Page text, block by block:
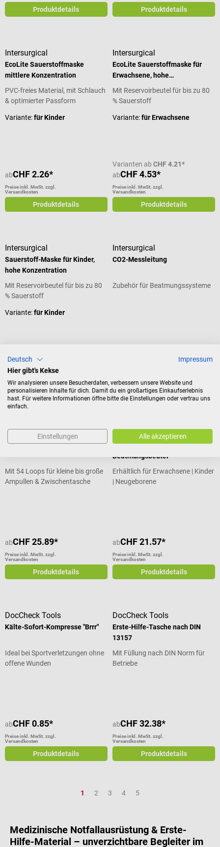
Produktdetails Produktdetails
Intersurgical
EcoLite Sauerstoffmaske
mittlere Konzentration
PVC-freies Material, mit Schlauch
& optimierter Passform
Variante:für Kinder
abCHF 2.26*
Preise inkl. MwSt. zzgl.
Versandkosten
Produktdetails
Intersurgical
EcoLite Sauerstoffmaske für
Erwachsene, hohe
Konzentration
Mit Reservoirbeutel für bis zu 80
% Sauerstoff
Variante:für Erwachsene
Varianten ab CHF 4.21*
abCHF 4.53*
Preise inkl. MwSt. zzgl.
Versandkosten
Produktdetails
Intersurgical
Sauerstoff-Maske für Kinder,
hohe Konzentration
Mit Reservoirbeutel für bis zu 80
% Sauerstoff
Variante:für Kinder
abCHF 4.21*
Preise inkl. MwSt. zzgl.
Produktdetails
Intersurgical
CO2-Messleitung
Zubehör für Beatmungssysteme
Produktdetails
DocCheck Tools
Ampullarium "A-Pack"
Mit 54 Loops für kleine bis große
Ampullen & Zwischentasche
abCHF 25.89*
Preise inkl. MwSt. zzgl.
Versandkosten
Produktdetails
Ambu
Spur II Einweg-
Beatmungsbeutel
Erhältlich für Erwachsene | Kinder
| Neugeborene
abCHF 21.57*
Preise inkl. MwSt. zzgl.
Versandkosten
Produktdetails
DocCheck Tools
Kälte-Sofort-Kompresse "Brrr"
Ideal bei Sportverletzungen ohne
offene Wunden
abCHF 0.85*
Preise inkl. MwSt. zzgl.
Versandkosten
Produktdetails
DocCheck Tools
Erste-Hilfe-Tasche nach DIN
13157
Mit Füllung nach DIN Norm für
Betriebe
abCHF 32.38*
Preise inkl. MwSt. zzgl.
Versandkosten
Produktdetails
Seite
1 Seite
2 Seite
3 Seite
4 Seite
5
Medizinische Notfallausrüstung & Erste-
Hilfe-Material – unverzichtbare Begleiter im
Deutsch
Impressum
Hier gibt's Kekse
Wir analysieren unsere Besucherdaten, verbessern unsere Website und
personalisieren Inhalte für dich. Damit du ein großartiges Einkaufserlebnis
hast. Für weitere Informationen öffne bitte die Einstellungen oder vertrau uns
einfach.
Einstellungen Alle akzeptieren